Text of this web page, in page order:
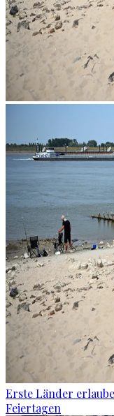
Erste Länder
Feiertagen